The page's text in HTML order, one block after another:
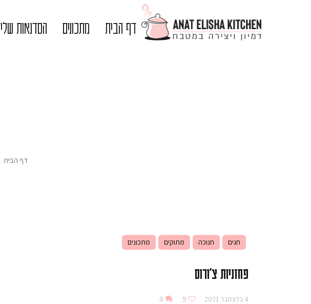
דף הבית מתכונים הסדנאות שלי
דף הבית
חגים חנוכה מתוקים מתכונים
פחזניות צ'ורוס
4 בדצמבר 2021 9
0